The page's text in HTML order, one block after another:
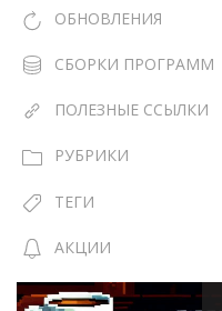
ОБНОВЛЕНИЯ
СБОРКИ ПРОГРАММ
ПОЛЕЗНЫЕ ССЫЛКИ
РУБРИКИ
ТЕГИ
АКЦИИ